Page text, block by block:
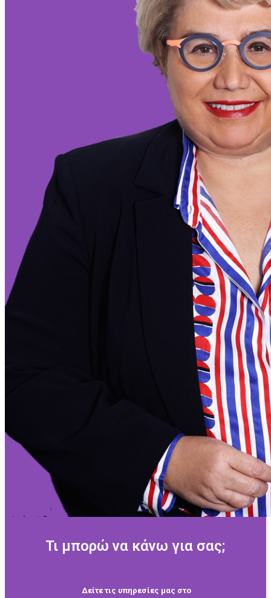
Τι μπορώ να κάνω για σας;
Δείτε τις υπηρεσίες μας στο